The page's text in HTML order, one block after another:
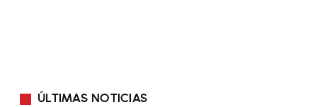
ÚLTIMAS NOTICIAS